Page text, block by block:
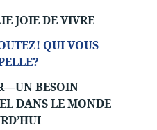
JOIE DE VIVRE
QUI VOUS
BESOIN
DANS LE MONDE